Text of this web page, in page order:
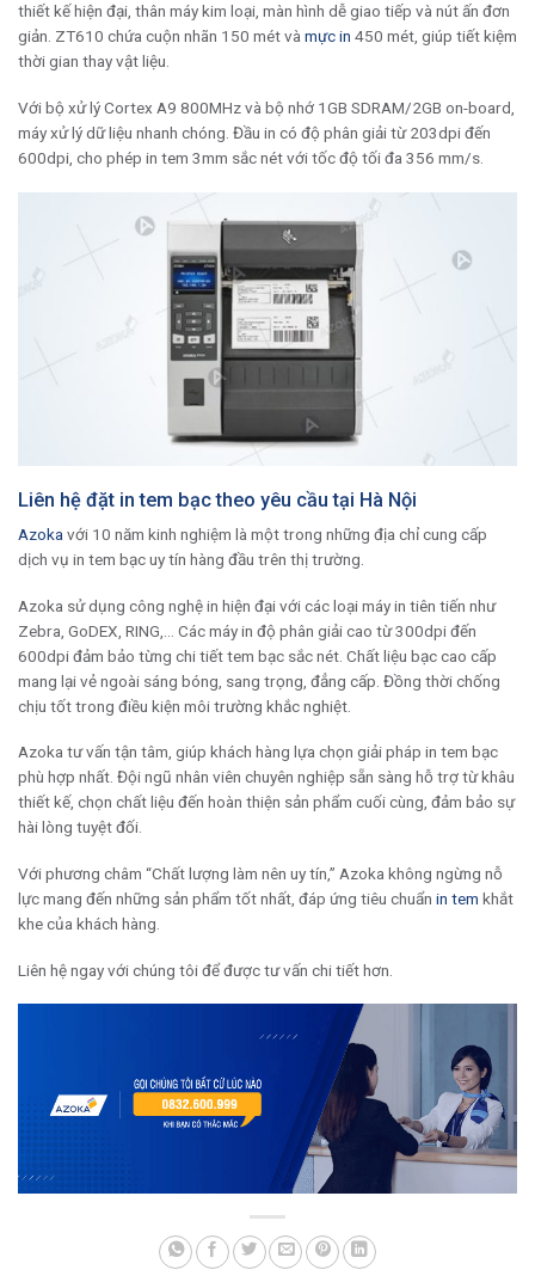
thiết kế hiện đại, thân máy kim loại, màn hình dễ giao tiếp và nút ấn đơn
giản. ZT610 chứa cuộn nhãn 150 mét và mực in 450 mét, giúp tiết kiệm
thời gian thay vật liệu.
Với bộ xử lý Cortex A9 800MHz và bộ nhớ 1GB SDRAM/2GB on-board,
máy xử lý dữ liệu nhanh chóng. Đầu in có độ phân giải từ 203dpi đến
600dpi, cho phép in tem 3mm sắc nét với tốc độ tối đa 356 mm/s.
Liên hệ đặt in tem bạc theo yêu cầu tại Hà Nội
Azoka với 10 năm kinh nghiệm là một trong những địa chỉ cung cấp
dịch vụ in tem bạc uy tín hàng đầu trên thị trường.
Azoka sử dụng công nghệ in hiện đại với các loại máy in tiên tiến như
Zebra, GoDEX, RING,… Các máy in độ phân giải cao từ 300dpi đến
600dpi đảm bảo từng chi tiết tem bạc sắc nét. Chất liệu bạc cao cấp
mang lại vẻ ngoài sáng bóng, sang trọng, đẳng cấp. Đồng thời chống
chịu tốt trong điều kiện môi trường khắc nghiệt.
Azoka tư vấn tận tâm, giúp khách hàng lựa chọn giải pháp in tem bạc
phù hợp nhất. Đội ngũ nhân viên chuyên nghiệp sẵn sàng hỗ trợ từ khâu
thiết kế, chọn chất liệu đến hoàn thiện sản phẩm cuối cùng, đảm bảo sự
hài lòng tuyệt đối.
Với phương châm “Chất lượng làm nên uy tín,” Azoka không ngừng nỗ
lực mang đến những sản phẩm tốt nhất, đáp ứng tiêu chuẩn in tem khắt
khe của khách hàng.
Liên hệ ngay với chúng tôi để được tư vấn chi tiết hơn.